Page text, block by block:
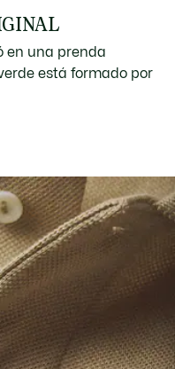
en una prenda
está formado por